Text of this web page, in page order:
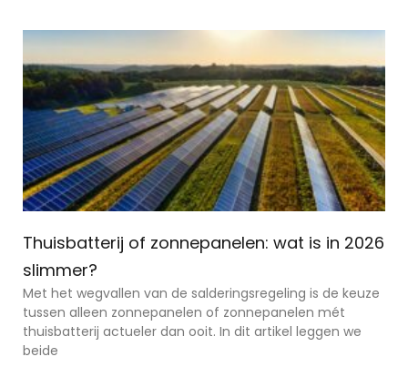
Thuisbatterij of zonnepanelen: wat is in 2026
slimmer?
Met het wegvallen van de salderingsregeling is de keuze
tussen alleen zonnepanelen of zonnepanelen mét
thuisbatterij actueler dan ooit. In dit artikel leggen we
beide